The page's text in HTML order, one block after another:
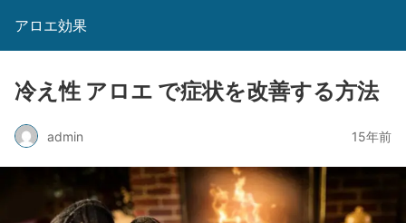
アロエ効果
冷え性 アロエ で症状を改善する方法
admin 15年前